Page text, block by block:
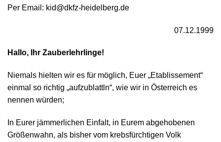
Per Email: kid@dkfz-heidelberg.de
07.12.1999
Hallo, Ihr Zauberlehrlinge!
Niemals hielten wir es für möglich, Euer „Etablissement“
einmal so richtig „aufzublattln“, wie wir in Österreich es
nennen würden;
In Eurer jämmerlichen Einfalt, in Eurem abgehobenen
Größenwahn, als bisher vom krebsfürchtigen Volk